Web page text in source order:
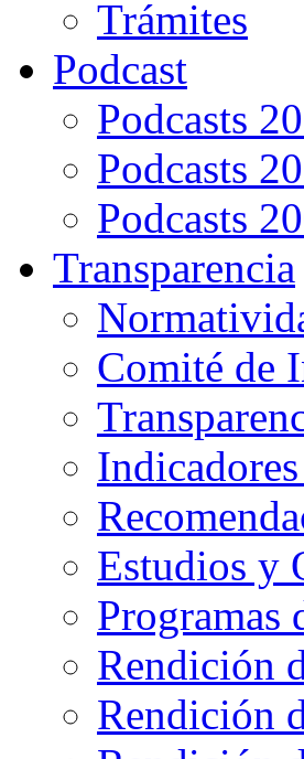
Trámites
Podcast
Podcasts
Podcasts
Podcasts
Transparencia
Comité de
Estudios y
Programas
Rendición
Rendición